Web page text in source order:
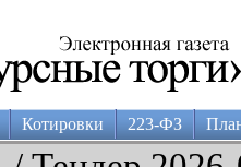
Котировки 223-ФЗ